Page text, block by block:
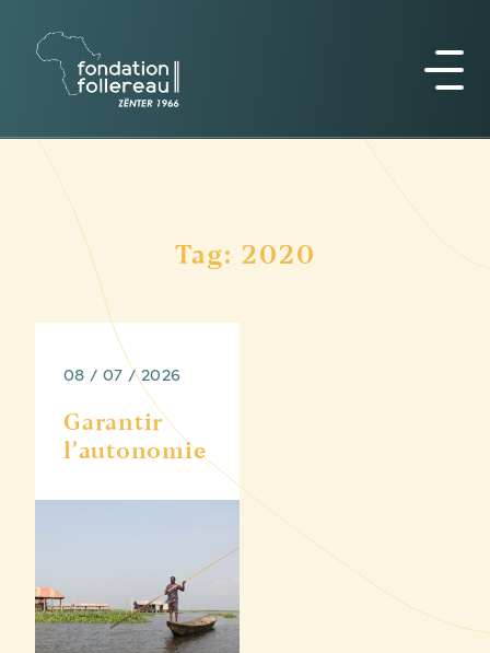
Tag: 2020
08 / 07 / 2026
Garantir
l’autonomie